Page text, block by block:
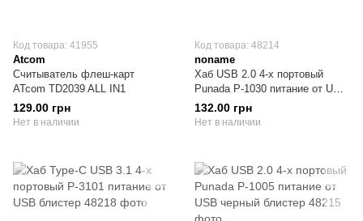
Код товара: 41955
Atcom
Считыватель флеш-карт
ATcom TD2039 ALL IN1
129.00 грн
Нет в наличии
Код товара: 48214
noname
Хаб USB 2.0 4-х портовый
Punada P-1030 питание от USB
с выключателем белый
блистер
132.00 грн
Нет в наличии